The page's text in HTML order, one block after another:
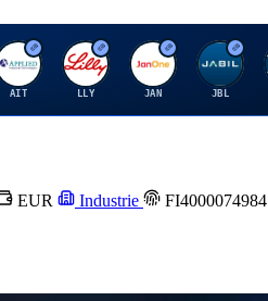
A
AIT
E
LLY
J
JAN
J
JBL
EUR Industrie FI4000074984